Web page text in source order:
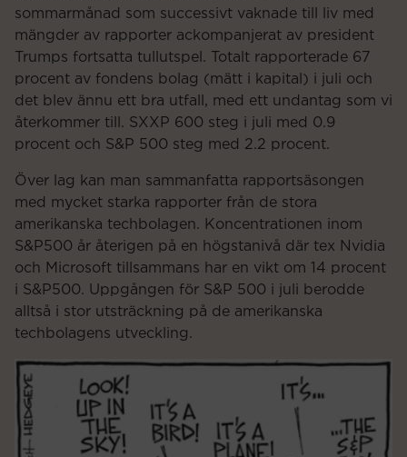
sommarmånad som successivt vaknade till liv med
mängder av rapporter ackompanjerat av president
Trumps fortsatta tullutspel. Totalt rapporterade 67
procent av fondens bolag (mätt i kapital) i juli och
det blev ännu ett bra utfall, med ett undantag som vi
återkommer till. SXXP 600 steg i juli med 0.9
procent och S&P 500 steg med 2.2 procent.
Över lag kan man sammanfatta rapportsäsongen
med mycket starka rapporter från de stora
amerikanska techbolagen. Koncentrationen inom
S&P500 år återigen på en högstanivå där tex Nvidia
och Microsoft tillsammans har en vikt om 14 procent
i S&P500. Uppgången för S&P 500 i juli berodde
alltså i stor utsträckning på de amerikanska
techbolagens utveckling.